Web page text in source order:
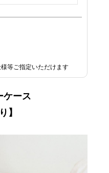
ケース
】
等ご指定いただけます